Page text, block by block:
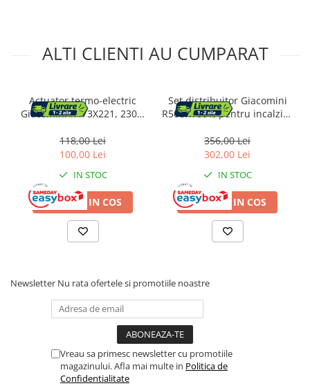
ALTI CLIENTI AU CUMPARAT
Actuator termo-electric
Giacomini R473X221, 230V,
distribuitoare si robineti
118,00 Lei
100,00 Lei
IN STOC
ADAUGA IN COS
Set distribuitor Giacomini
R508KY001, pentru incalzire
ventil termostatic, racorduri
si cutie de montaj
356,00 Lei
302,00 Lei
IN STOC
ADAUGA IN COS
Newsletter Nu rata ofertele si promotiile noastre
Vreau sa primesc newsletter cu promotiile
magazinului. Afla mai multe in Politica de
Confidentialitate